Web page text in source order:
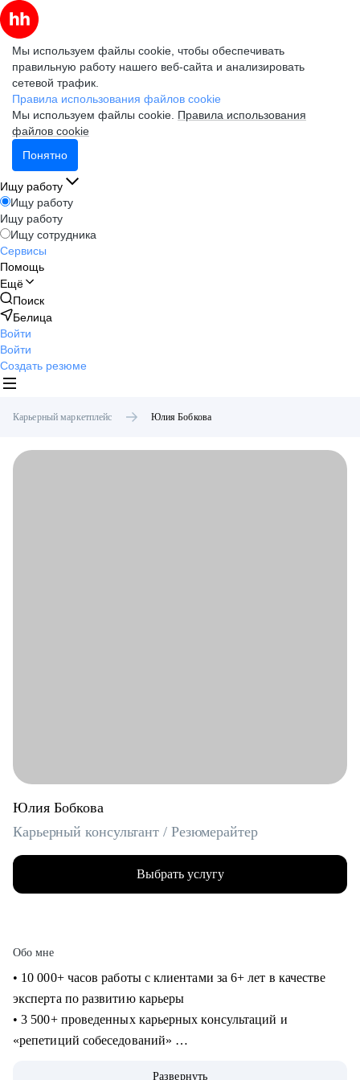
Мы используем файлы cookie, чтобы обеспечивать
правильную работу нашего веб-сайта и анализировать
сетевой трафик.
Правила использования файлов cookie
Мы используем файлы cookie. Правила использования
файлов cookie
Понятно
Ищу работу
Ищу работу
Ищу работу
Ищу сотрудника
Сервисы
Помощь
Ещё
Поиск
Белица
Войти
Войти
Создать резюме
Карьерный маркетплейс Юлия Бобкова
Юлия Бобкова
Карьерный консультант / Резюмерайтер
Выбрать услугу
Обо мне
• 10 000+ часов работы с клиентами за 6+ лет в качестве
эксперта по развитию карьеры
• 3 500+ проведенных карьерных консультаций и
«репетиций собеседований»
Развернуть